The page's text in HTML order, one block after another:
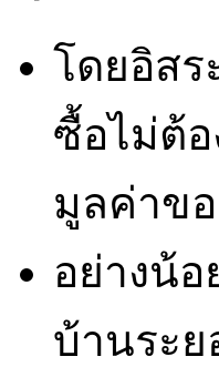
โดยอิส
ซื้อไม่ต้
มูลค่าข
อย่างน้
บ้านระ